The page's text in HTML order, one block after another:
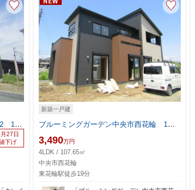
クレイドルガーデン中央市西花輪第2 1号棟
27日
下げ
新築一戸建
ブルーミングガーデン中央市西花輪 1号棟
3,490万円
4LDK / 107.65㎡
中央市西花輪
東花輪駅徒歩19分